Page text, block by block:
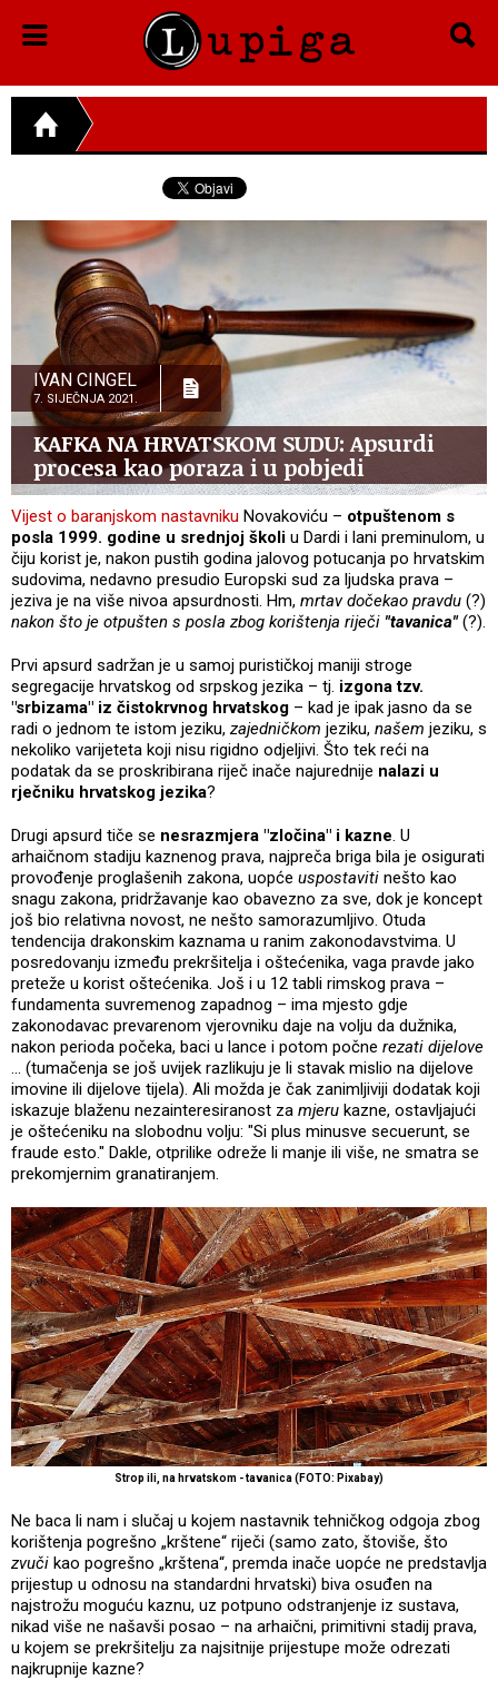
IVAN CINGEL
7. SIJEČNJA 2021.
KAFKA NA HRVATSKOM SUDU: Apsurdi
procesa kao poraza i u pobjedi
Vijest o baranjskom nastavniku Novakoviću – otpuštenom s
posla 1999. godine u srednjoj školi u Dardi i lani preminulom, u
čiju korist je, nakon pustih godina jalovog potucanja po hrvatskim
sudovima, nedavno presudio Europski sud za ljudska prava –
jeziva je na više nivoa apsurdnosti. Hm, mrtav dočekao pravdu (?)
nakon što je otpušten s posla zbog korištenja riječi "tavanica"(?).
Prvi apsurd sadržan je u samoj purističkoj maniji stroge
segregacije hrvatskog od srpskog jezika – tj. izgona tzv.
"srbizama" iz čistokrvnog hrvatskog – kad je ipak jasno da se
radi o jednom te istom jeziku, zajedničkom jeziku, našem jeziku, s
nekoliko varijeteta koji nisu rigidno odjeljivi. Što tek reći na
podatak da se proskribirana riječ inače najurednije nalazi u
rječniku hrvatskog jezika?
Drugi apsurd tiče se nesrazmjera "zločina" i kazne. U
arhaičnom stadiju kaznenog prava, najpreča briga bila je osigurati
provođenje proglašenih zakona, uopće uspostaviti nešto kao
snagu zakona, pridržavanje kao obavezno za sve, dok je koncept
još bio relativna novost, ne nešto samorazumljivo. Otuda
tendencija drakonskim kaznama u ranim zakonodavstvima. U
posredovanju između prekršitelja i oštećenika, vaga pravde jako
preteže u korist oštećenika. Još i u 12 tabli rimskog prava –
fundamenta suvremenog zapadnog – ima mjesto gdje
zakonodavac prevarenom vjerovniku daje na volju da dužnika,
nakon perioda počeka, baci u lance i potom počne rezati dijelove
... (tumačenja se još uvijek razlikuju je li stavak mislio na dijelove
imovine ili dijelove tijela). Ali možda je čak zanimljiviji dodatak koji
iskazuje blaženu nezainteresiranost za mjeru kazne, ostavljajući
je oštećeniku na slobodnu volju: "Si plus minusve secuerunt, se
fraude esto." Dakle, otprilike odreže li manje ili više, ne smatra se
prekomjernim granatiranjem.
Strop ili, na hrvatskom - tavanica (FOTO: Pixabay)
Ne baca li nam i slučaj u kojem nastavnik tehničkog odgoja zbog
korištenja pogrešno „krštene“ riječi (samo zato, štoviše, što
zvuči kao pogrešno „krštena“, premda inače uopće ne predstavlja
prijestup u odnosu na standardni hrvatski) biva osuđen na
najstrožu moguću kaznu, uz potpuno odstranjenje iz sustava,
nikad više ne našavši posao – na arhaični, primitivni stadij prava,
u kojem se prekršitelju za najsitnije prijestupe može odrezati
najkrupnije kazne?